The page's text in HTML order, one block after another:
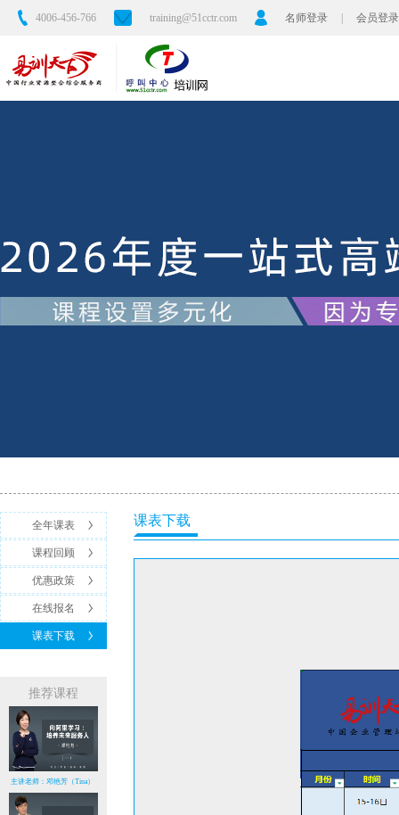
4006-456-766 training@51cctr.com 名师登录 会员登录
全年课表
课程回顾
优惠政策
在线报名
课表下载
推荐课程
主讲老师：邓艳芳（Tina）
课表下载